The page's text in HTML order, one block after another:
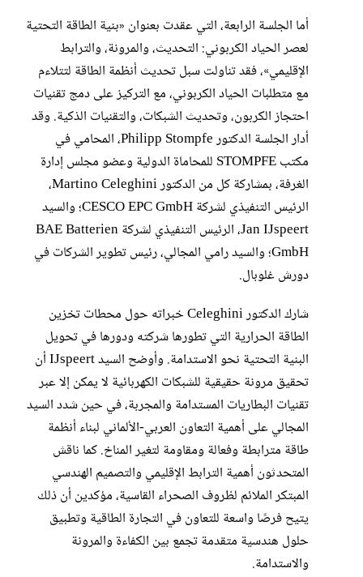
أما الجلسة الرابعة، التي عقدت بعنوان «بنية الطاقة التحتية
لعصر الحياد الكربوني: التحديث، والمرونة، والترابط
الإقليمي»، فقد تناولت سبل تحديث أنظمة الطاقة لتتلاءم
مع متطلبات الحياد الكربوني، مع التركيز على دمج تقنيات
احتجاز الكربون، وتحديث الشبكات، والتقنيات الذكية. وقد
أدار الجلسة الدكتور Philipp Stompfe، المحامي في
مكتب STOMPFE للمحاماة الدولية وعضو مجلس إدارة
الغرفة، بمشاركة كل من الدكتور Martino Celeghini،
الرئيس التنفيذي لشركة CESCO EPC GmbH؛ والسيد
Jan IJspeert، الرئيس التنفيذي لشركة BAE Batterien
GmbH؛ والسيد رامي المجالي، رئيس تطوير الشركات في
دورش غلوبال.
شارك الدكتور Celeghini خبراته حول محطات تخزين
الطاقة الحرارية التي تطورها شركته ودورها في تحويل
البنية التحتية نحو الاستدامة. وأوضح السيد IJspeert أن
تحقيق مرونة حقيقية للشبكات الكهربائية لا يمكن إلا عبر
تقنيات البطاريات المستدامة والمجربة، في حين شدد السيد
المجالي على أهمية التعاون العربي-الألماني لبناء أنظمة
طاقة مترابطة وفعالة ومقاومة لتغير المناخ. كما ناقش
المتحدثون أهمية الترابط الإقليمي والتصميم الهندسي
المبتكر الملائم لظروف الصحراء القاسية، مؤكدين أن ذلك
يتيح فرصًا واسعة للتعاون في التجارة الطاقية وتطبيق
حلول هندسية متقدمة تجمع بين الكفاءة والمرونة
والاستدامة.